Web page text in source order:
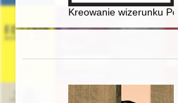
Kreowanie wizerunku